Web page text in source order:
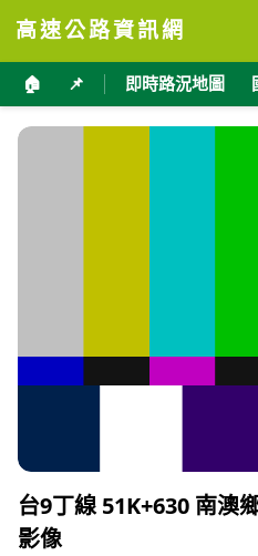
高速公路資訊網
🏠 📌 即時路況地圖
台9丁線 51K+630 南澳
影像